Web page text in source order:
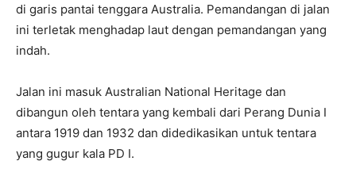
di garis pantai tenggara Australia. Pemandangan di jalan
ini terletak menghadap laut dengan pemandangan yang
indah.
Jalan ini masuk Australian National Heritage dan
dibangun oleh tentara yang kembali dari Perang Dunia I
antara 1919 dan 1932 dan didedikasikan untuk tentara
yang gugur kala PD I.